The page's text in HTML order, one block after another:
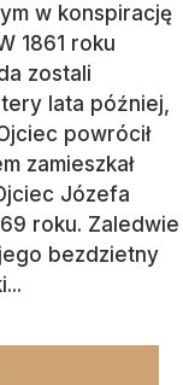
w konspirację
1861 roku
zostali
lata później,
powrócił
zamieszkał
Józefa
roku. Zaledwie
bezdzietny